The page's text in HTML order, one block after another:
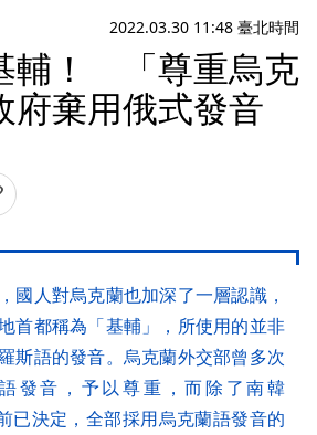
2022.03.30 11:48 臺北時間
輔！ 「尊重烏克
府棄用俄式發音
國人對烏克蘭也加深了一層認識，
首都稱為「基輔」，所使用的並非
斯語的發音。烏克蘭外交部曾多次
發音，予以尊重，而除了南韓
已決定，全部採用烏克蘭語發音的